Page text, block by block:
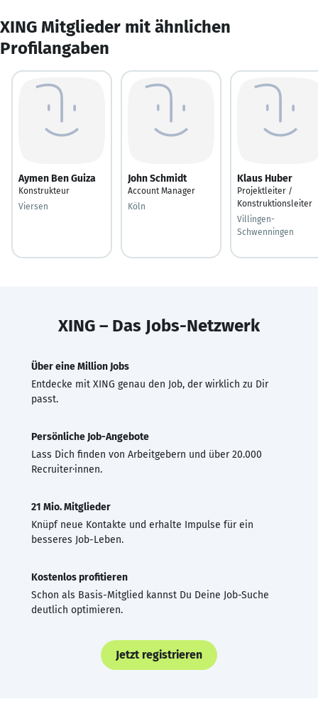
XING Mitglieder mit ähnlichen
Profilangaben
Aymen Ben Guiza
Konstrukteur
Viersen
John Schmidt
Account Manager
Köln
Klaus Huber
Projektleiter /
Konstruktionsleiter
Villingen-
Schwenningen
XING – Das Jobs-Netzwerk
Über eine Million Jobs
Entdecke mit XING genau den Job, der wirklich zu Dir
passt.
Persönliche Job-Angebote
Lass Dich finden von Arbeitgebern und über 20.000
Recruiter·innen.
21 Mio. Mitglieder
Knüpf neue Kontakte und erhalte Impulse für ein
besseres Job-Leben.
Kostenlos profitieren
Schon als Basis-Mitglied kannst Du Deine Job-Suche
deutlich optimieren.
Jetzt registrieren